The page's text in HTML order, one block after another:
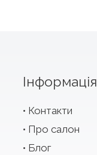
Інформація
Контакти
Про салон
Блог